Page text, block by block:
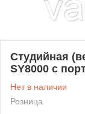
Студийная
SY8000 с
Нет в наличии
Розница